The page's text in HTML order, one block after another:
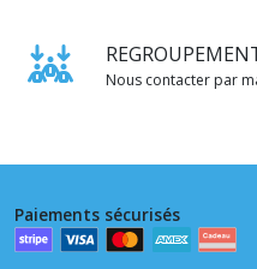
Nous contacter par
Paiements sécurisés